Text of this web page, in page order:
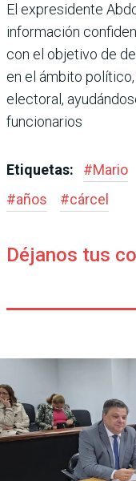
El expresidente
información
con el obje­tivo de
en el ámbito
electoral,
funcionarios
Etiquetas: #Mario
#años #cárcel
Déjanos tus